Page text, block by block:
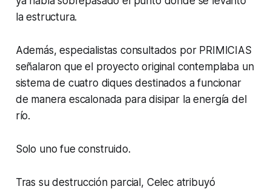
la estructura.
Además, especialistas consultados por PRIMICIAS
señalaron que el proyecto original contemplaba un
sistema de cuatro diques destinados a funcionar
de manera escalonada para disipar la energía del
río.
Solo uno fue construido.
Tras su destrucción parcial, Celec atribuyó